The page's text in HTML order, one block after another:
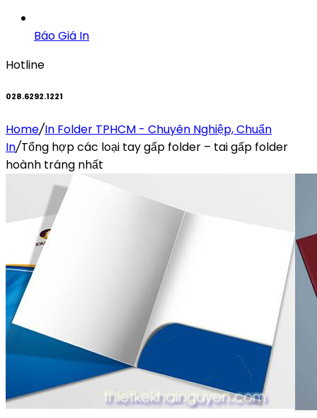
Báo Giá In
Hotline
028.6292.1221
Home/In Folder TPHCM - Chuyên Nghiệp, Chuẩn
In/Tổng hợp các loại tay gấp folder – tai gấp folder
hoành tráng nhất